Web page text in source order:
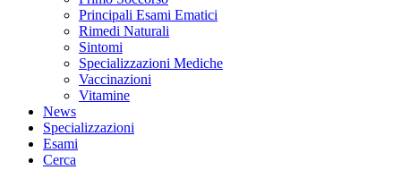
Principali Esami Ematici
Rimedi Naturali
Sintomi
Specializzazioni Mediche
Vaccinazioni
Vitamine
News
Specializzazioni
Esami
Cerca